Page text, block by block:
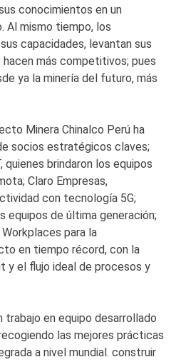
conocimientos en un
Al mismo tiempo, los
capacidades, levantan sus
más competitivos; pues
ya la minería del futuro, más
Minera Chinalco Perú ha
socios estratégicos claves;
quienes brindaron los equipos
Claro Empresas,
con tecnología 5G;
equipos de última generación;
para la
en tiempo récord, con la
y el flujo ideal de procesos y
trabajo en equipo desarrollado
las mejores prácticas
a nivel mundial. construir